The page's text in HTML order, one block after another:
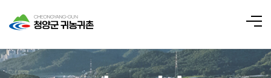
메
뉴